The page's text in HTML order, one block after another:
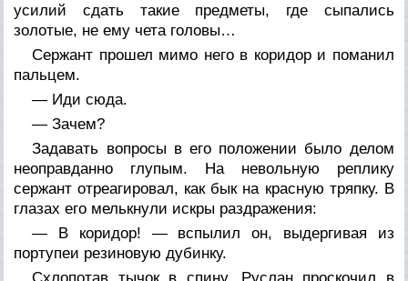
усилий сдать такие предметы, где сыпались
золотые, не ему чета головы…
Сержант прошел мимо него в коридор и поманил
пальцем.
— Иди сюда.
— Зачем?
Задавать вопросы в его положении было делом
неоправданно глупым. На невольную реплику
сержант отреагировал, как бык на красную тряпку. В
глазах его мелькнули искры раздражения:
— В коридор! — вспылил он, выдергивая из
портупеи резиновую дубинку.